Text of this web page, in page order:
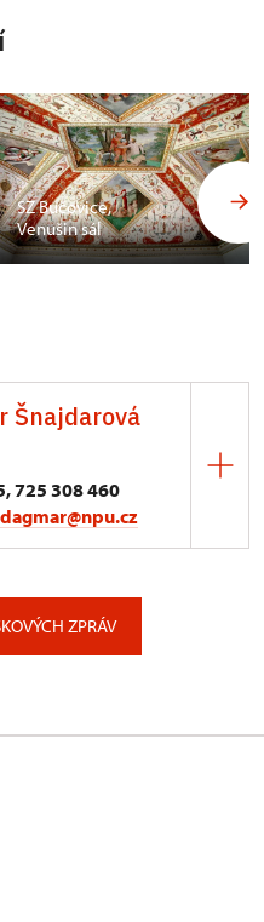
SZ Bučovice,
Venušin sál
Šnajdarová
725 308 460
ZPRÁV